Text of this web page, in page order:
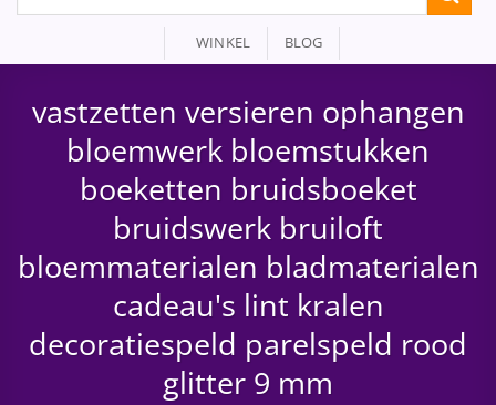
WINKEL BLOG
vastzetten versieren ophangen
bloemwerk bloemstukken
boeketten bruidsboeket
bruidswerk bruiloft
bloemmaterialen bladmaterialen
cadeau's lint kralen
decoratiespeld parelspeld rood
glitter 9 mm